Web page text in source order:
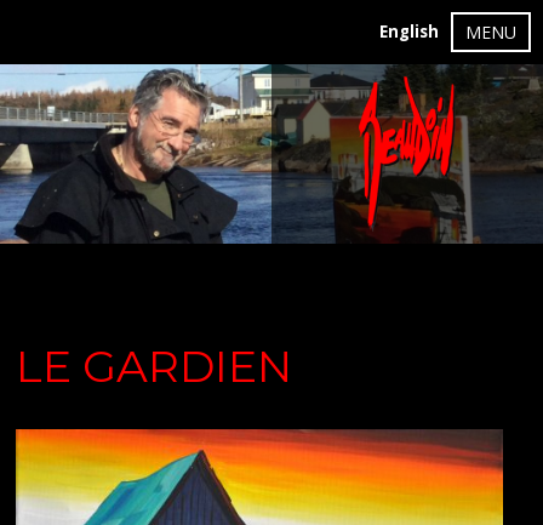
English MENU
LE GARDIEN